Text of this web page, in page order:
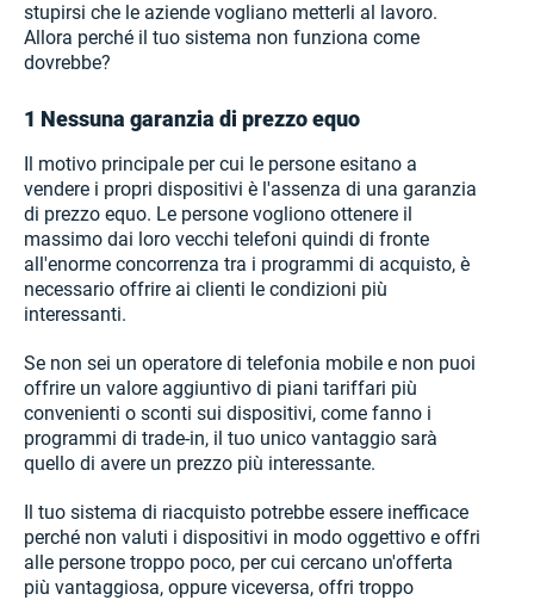
stupirsi che le aziende vogliano metterli al lavoro.
Allora perché il tuo sistema non funziona come
dovrebbe?
1 Nessuna garanzia di prezzo equo
Il motivo principale per cui le persone esitano a
vendere i propri dispositivi è l'assenza di una garanzia
di prezzo equo. Le persone vogliono ottenere il
massimo dai loro vecchi telefoni quindi di fronte
all'enorme concorrenza tra i programmi di acquisto, è
necessario offrire ai clienti le condizioni più
interessanti.
Se non sei un operatore di telefonia mobile e non puoi
offrire un valore aggiuntivo di piani tariffari più
convenienti o sconti sui dispositivi, come fanno i
programmi di trade-in, il tuo unico vantaggio sarà
quello di avere un prezzo più interessante.
Il tuo sistema di riacquisto potrebbe essere inefficace
perché non valuti i dispositivi in modo oggettivo e offri
alle persone troppo poco, per cui cercano un'offerta
più vantaggiosa, oppure viceversa, offri troppo